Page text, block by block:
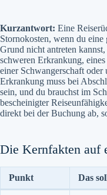
Kurzantwort: Eine
Stornokosten, wenn du eine
Grund nicht antreten
schweren Erkrankung,
einer Schwangerschaft
Erkrankung muss bei
sein, und du brauchst im
bescheinigter
direkt bei der Buchung ab,
Die Kernfakten auf
Punkt Das